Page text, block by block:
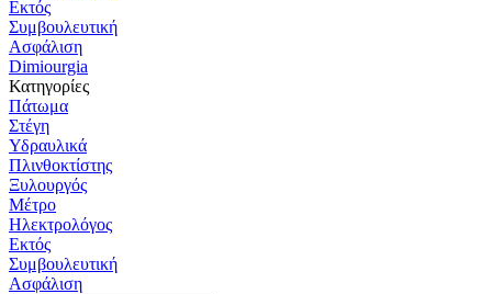
Εκτός
Συμβουλευτική
Ασφάλιση
Dimiourgia
Κατηγορίες
Πάτωμα
Στέγη
Υδραυλικά
Πλινθοκτίστης
Ξυλουργός
Μέτρο
Ηλεκτρολόγος
Εκτός
Συμβουλευτική
Ασφάλιση